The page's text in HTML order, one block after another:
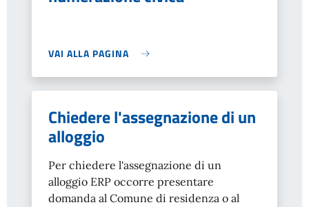
VAI ALLA PAGINA
Chiedere l'assegnazione di un
alloggio
Per chiedere l'assegnazione di un
alloggio ERP occorre presentare
domanda al Comune di residenza o al